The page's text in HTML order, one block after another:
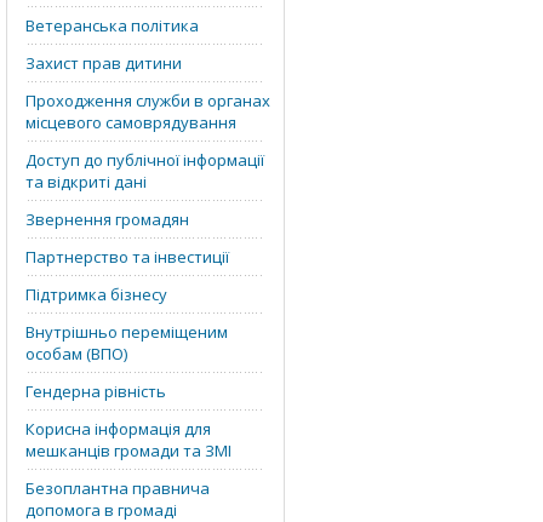
Ветеранська політика
Захист прав дитини
Проходження служби в органах
місцевого самоврядування
Доступ до публічної інформації
та відкриті дані
Звернення громадян
Партнерство та інвестиції
Підтримка бізнесу
Внутрішньо переміщеним
особам (ВПО)
Гендерна рівність
Корисна інформація для
мешканців громади та ЗМІ
Безоплантна правнича
допомога в громаді